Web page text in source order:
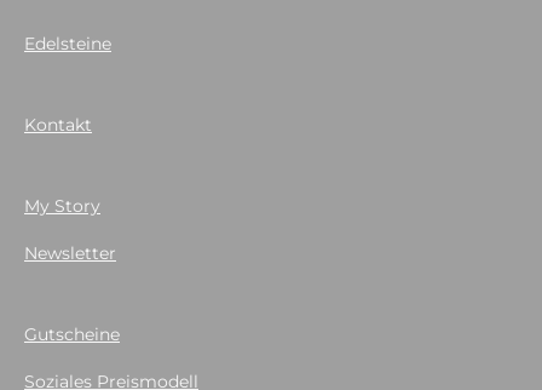
Edelsteine
Kontakt
My Story
Newsletter
Gutscheine
Soziales Preismodell